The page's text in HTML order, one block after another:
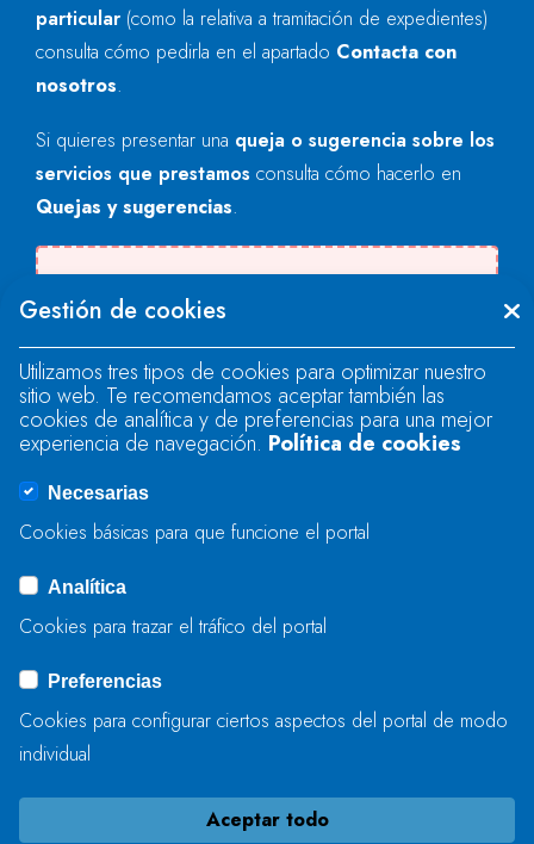
particular (como la relativa a tramitación de expedientes)
consulta cómo pedirla en el apartado Contacta con
nosotros.
Si quieres presentar una queja o sugerencia sobre los
servicios que prestamos consulta cómo hacerlo en
Quejas y sugerencias.
"text".
Se produjo un error al cargar el campo
"text".
Se produjo un error al cargar el campo
ENVIAR
Gestión de cookies
Utilizamos tres tipos de cookies para optimizar nuestro
sitio web. Te recomendamos aceptar también las
cookies de analítica y de preferencias para una mejor
experiencia de navegación. Política de cookies
Necesarias
Cookies básicas para que funcione el portal
Analítica
Cookies para trazar el tráfico del portal
Preferencias
Cookies para configurar ciertos aspectos del portal de modo
individual
Aceptar todo